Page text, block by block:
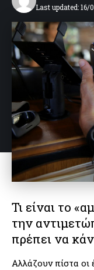
Last updated: 16/
Τι είναι το
την
πρέπει να
Αλλάζουν πίστα